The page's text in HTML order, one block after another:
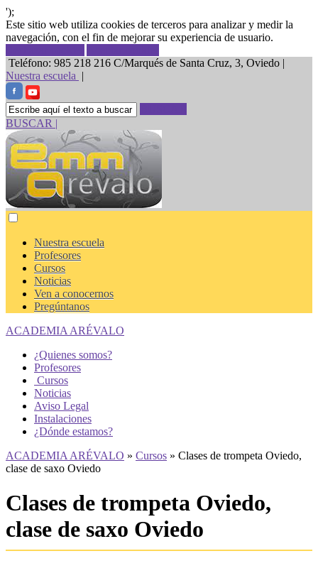
');
Este sitio web utiliza cookies de terceros para analizar y medir la
navegación, con el fin de mejorar su experiencia de usuario.
Teléfono: 985 218 216 C/Marqués de Santa Cruz, 3, Oviedo |
Nuestra escuela |
BUSCAR |
Nuestra escuela
Profesores
Cursos
Noticias
Ven a conocernos
Pregúntanos
ACADEMIA ARÉVALO
¿Quienes somos?
Profesores
Cursos
Noticias
Aviso Legal
Instalaciones
¿Dónde estamos?
ACADEMIA ARÉVALO » Cursos » Clases de trompeta Oviedo,
clase de saxo Oviedo
Clases de trompeta Oviedo,
clase de saxo Oviedo